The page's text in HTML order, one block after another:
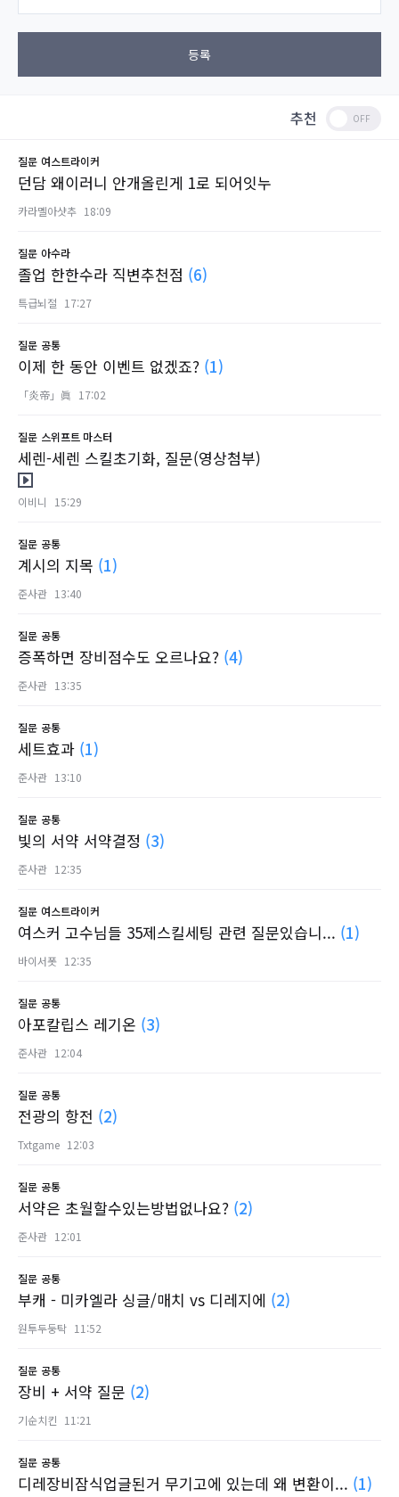
등록
추천
질문 여스트라이커
던담 왜이러니 안개올린게 1로 되어잇누
카라멜아샷추 18:09
질문 아수라
졸업 한한수라 직변추천점 (6)
특급뇌절 17:27
질문 공통
이제 한 동안 이벤트 없겠죠? (1)
「炎帝」眞 17:02
질문 스위프트 마스터
세렌-세렌 스킬초기화, 질문(영상첨부)
이비니 15:29
질문 공통
계시의 지목 (1)
준사관 13:40
질문 공통
증폭하면 장비점수도 오르나요? (4)
준사관 13:35
질문 공통
세트효과 (1)
준사관 13:10
질문 공통
빛의 서약 서약결정 (3)
준사관 12:35
질문 여스트라이커
여스커 고수님들 35제스킬세팅 관련 질문있습니... (1)
바이서폿 12:35
질문 공통
아포칼립스 레기온 (3)
준사관 12:04
질문 공통
전광의 항전 (2)
Txtgame 12:03
질문 공통
서약은 초월할수있는방법없나요? (2)
준사관 12:01
질문 공통
부캐 - 미카엘라 싱글/매치 vs 디레지에 (2)
원투두둥탁 11:52
질문 공통
장비 + 서약 질문 (2)
기순치킨 11:21
질문 공통
디레장비잠식업글된거 무기고에 있는데 왜 변환이... (1)